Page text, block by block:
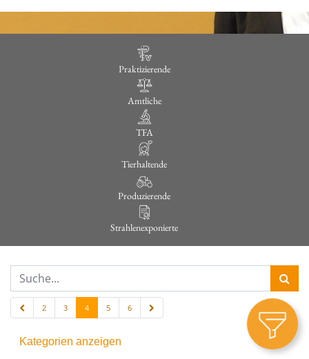
Praktizierende
Amtliche
TFA
Tierhaltende
Produzierende
Strahlenexponierte
2 3 4 5 6
Kategorien anzeigen